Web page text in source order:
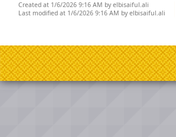
Created at 1/6/2026 9:16 AM by elbisaiful.ali
Last modified at 1/6/2026 9:16 AM by elbisaiful.ali